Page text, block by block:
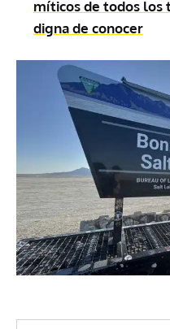
míticos de todos los
digna de conocer